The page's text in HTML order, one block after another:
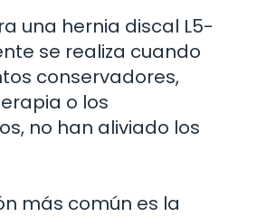
una hernia discal L5-
se realiza cuando
conservadores,
o los
no han aliviado los
más común es la